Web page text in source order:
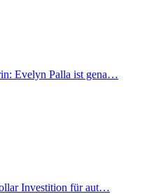
Evelyn Palla ist gena…
Investition für aut…